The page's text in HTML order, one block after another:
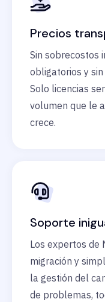
Precios
Sin sobrecostos
obligatorios y
Solo licencias
volumen que le
crece.
Soporte
Los expertos de
migración y
la gestión del
de problemas,